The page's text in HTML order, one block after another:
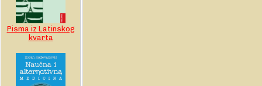
Pisma iz Latinskog
kvarta